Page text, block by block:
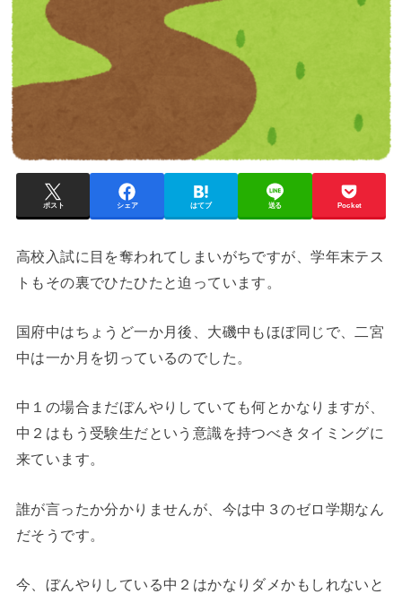
ポスト シェア はてブ 送る Pocket
高校入試に目を奪われてしまいがちですが、学年末テス
トもその裏でひたひたと迫っています。
国府中はちょうど一か月後、大磯中もほぼ同じで、二宮
中は一か月を切っているのでした。
中１の場合まだぼんやりしていても何とかなりますが、
中２はもう受験生だという意識を持つべきタイミングに
来ています。
誰が言ったか分かりませんが、今は中３のゼロ学期なん
だそうです。
今、ぼんやりしている中２はかなりダメかもしれないと